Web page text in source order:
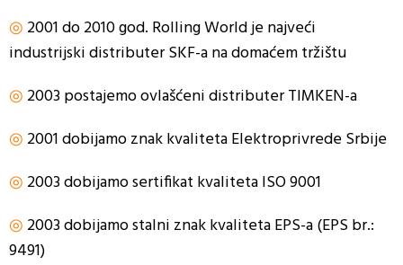
◎ 2001 do 2010 god. Rolling World je najveći
industrijski distributer SKF-a na domaćem tržištu
◎ 2003 postajemo ovlašćeni distributer TIMKEN-a
◎ 2001 dobijamo znak kvaliteta Elektroprivrede Srbije
◎ 2003 dobijamo sertifikat kvaliteta ISO 9001
◎ 2003 dobijamo stalni znak kvaliteta EPS-a (EPS br.:
9491)